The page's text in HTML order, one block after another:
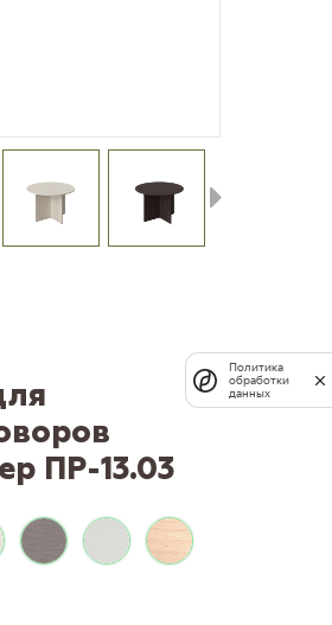
ПР-13.03
Политика
обработки
данных